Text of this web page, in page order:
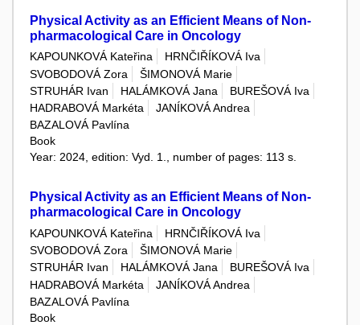
Physical Activity as an Efficient Means of Non-
pharmacological Care in Oncology
KAPOUNKOVÁ Kateřina
HRNČIŘÍKOVÁ Iva
SVOBODOVÁ Zora
ŠIMONOVÁ Marie
STRUHÁR Ivan
HALÁMKOVÁ Jana
BUREŠOVÁ Iva
HADRABOVÁ Markéta
JANÍKOVÁ Andrea
BAZALOVÁ Pavlína
Book
Year: 2024, edition: Vyd. 1., number of pages: 113 s.
Physical Activity as an Efficient Means of Non-
pharmacological Care in Oncology
KAPOUNKOVÁ Kateřina
HRNČIŘÍKOVÁ Iva
SVOBODOVÁ Zora
ŠIMONOVÁ Marie
STRUHÁR Ivan
HALÁMKOVÁ Jana
BUREŠOVÁ Iva
HADRABOVÁ Markéta
JANÍKOVÁ Andrea
BAZALOVÁ Pavlína
Book